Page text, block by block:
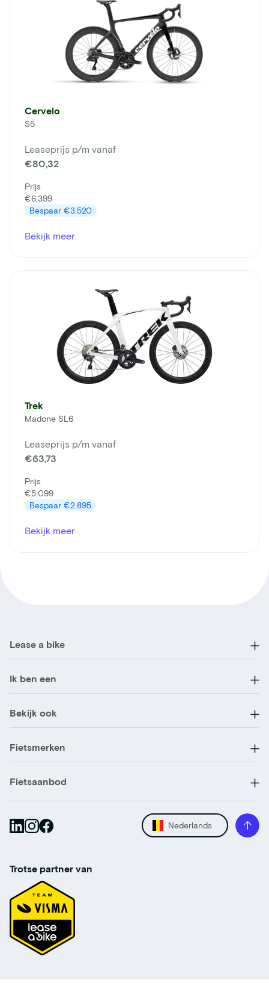
Cervelo
S5
Leaseprijs p/m vanaf
€80,32
Prijs
€6.399
Bespaar €3.520
Bekijk meer
Trek
Madone SL6
Leaseprijs p/m vanaf
€63,73
Prijs
€5.099
Bespaar €2.895
Bekijk meer
Lease a bike
Ik ben een
Bekijk ook
Fietsmerken
Fietsaanbod
Nederlands
Trotse partner van